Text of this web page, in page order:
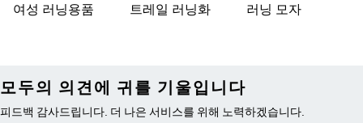
여성 러닝용품 트레일 러닝화 러닝 모자
모두의 의견에 귀를 기울입니다
피드백 감사드립니다. 더 나은 서비스를 위해 노력하겠습니다.